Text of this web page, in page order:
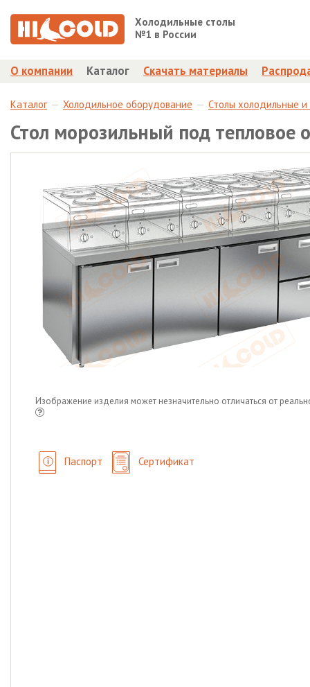
Холодильные столы
№1 в России
О компании Каталог Скачать материалы
Каталог Холодильное оборудование Столы холодильные
Стол морозильный под тепловое
Изображение изделия может незначительно отличаться от
Паспорт Сертификат